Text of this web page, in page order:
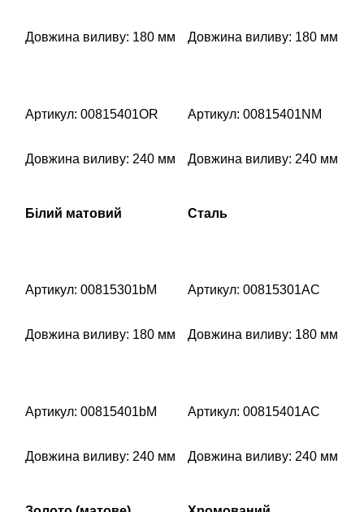
Довжина виливу: 180 мм
Артикул: 00815401OR
Довжина виливу: 240 мм
Довжина виливу: 180 мм
Артикул: 00815401NM
Довжина виливу: 240 мм
Білий матовий
Артикул: 00815301bM
Довжина виливу: 180 мм
Артикул: 00815401bM
Довжина виливу: 240 мм
Сталь
Артикул: 00815301AC
Довжина виливу: 180 мм
Артикул: 00815401AC
Довжина виливу: 240 мм